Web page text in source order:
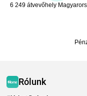
6 249 átvevőhely
Rólunk